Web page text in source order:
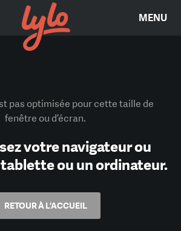
MENU
pas optimisée pour cette taille de
fenêtre ou d’écran.
votre navigateur ou
ou un ordinateur.
RETOUR À L'ACCUEIL